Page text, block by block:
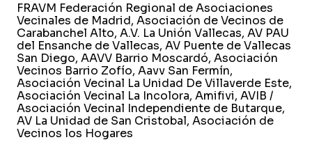
FRAVM Federación Regional de Asociaciones
Vecinales de Madrid, Asociación de Vecinos de
Carabanchel Alto, A.V. La Unión Vallecas, AV PAU
del Ensanche de Vallecas, AV Puente de Vallecas
San Diego, AAVV Barrio Moscardó, Asociación
Vecinos Barrio Zofío, Aavv San Fermín,
Asociación Vecinal La Unidad De Villaverde Este,
Asociación Vecinal La Incolora, Amifivi, AVIB /
Asociación Vecinal Independiente de Butarque,
AV La Unidad de San Cristobal, Asociación de
Vecinos los Hogares